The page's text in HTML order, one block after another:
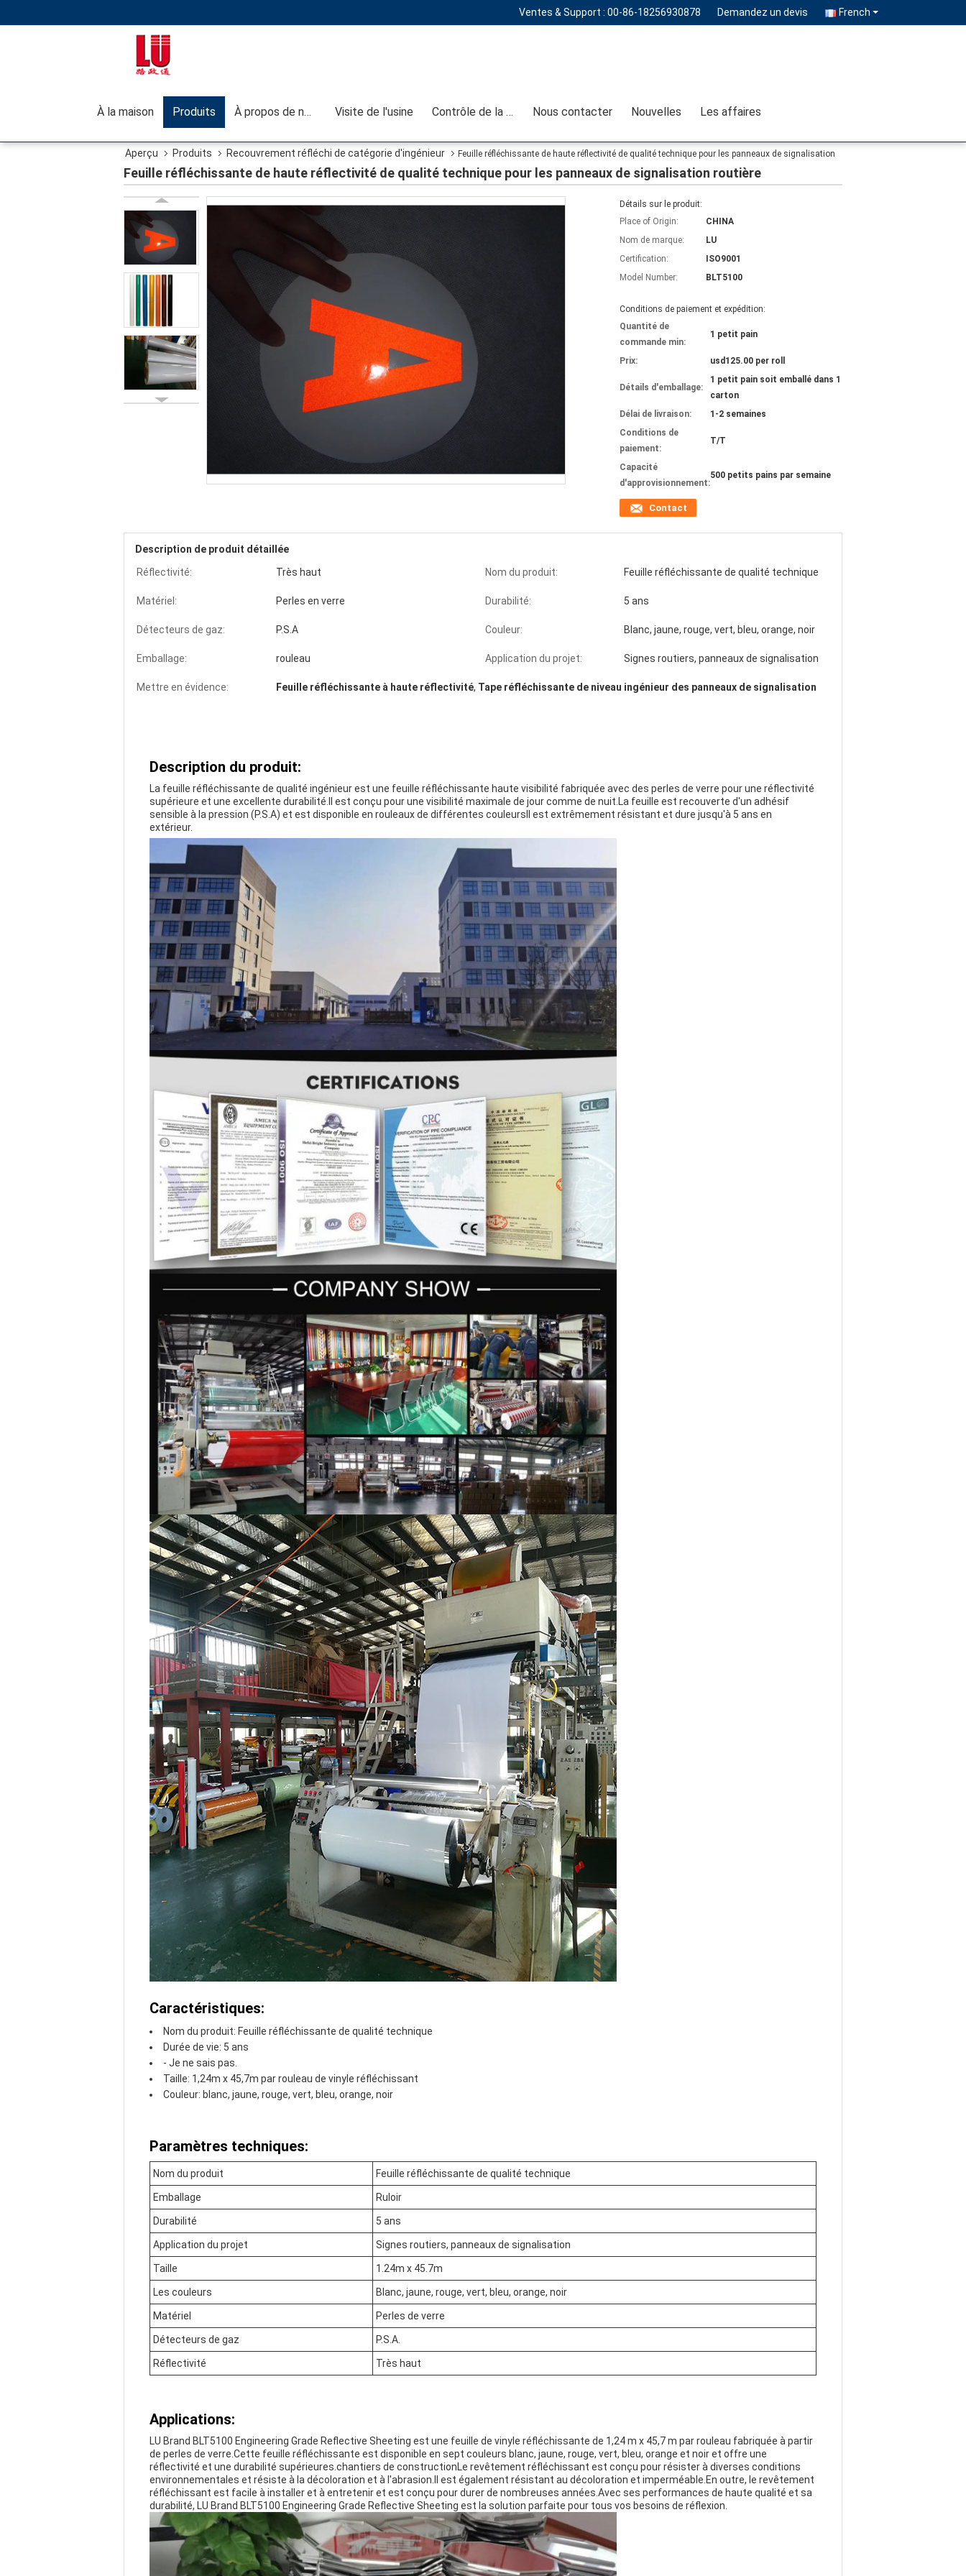
Ventes & Support : 00-86-18256930878 Demandez un devis French
À la maison Produits À propos de nous Visite de l'usine Contrôle de la qualité Nous contacter Nouvelles Les affaires
Aperçu Produits Recouvrement réfléchi de catégorie d'ingénieur
Feuille réfléchissante de haute réflectivité de qualité technique pour les panneaux de signalisation
routière
Feuille réfléchissante de haute réflectivité de qualité technique pour les panneaux de signalisation routière
Détails sur le produit:
Place of Origin:
CHINA
Nom de marque:
LU
Certification:
ISO9001
Model Number:
BLT5100
Conditions de paiement et expédition:
Quantité de
commande min:
1 petit pain
Prix: usd125.00 per roll
Détails d'emballage:
1 petit pain soit emballé dans 1
carton
Délai de livraison:
1-2 semaines
Conditions de
paiement:
T/T
Capacité
d'approvisionnement:
500 petits pains par semaine
Contact
Description de produit détaillée
Réflectivité:
Très haut Nom du produit: Feuille réfléchissante de qualité technique
Matériel: Perles en verre Durabilité: 5 ans
Détecteurs de gaz: P.S.A Couleur: Blanc, jaune, rouge, vert, bleu, orange, noir
Emballage: rouleau Application du projet: Signes routiers, panneaux de signalisation
Mettre en évidence: Feuille réfléchissante à haute réflectivité, Tape réfléchissante de niveau ingénieur des panneaux de signalisation
Description du produit:
La feuille réfléchissante de qualité ingénieur est une feuille réfléchissante haute visibilité fabriquée avec des perles de verre pour une réflectivité
supérieure et une excellente durabilité.Il est conçu pour une visibilité maximale de jour comme de nuit.La feuille est recouverte d'un adhésif
sensible à la pression (P.S.A) et est disponible en rouleaux de différentes couleursIl est extrêmement résistant et dure jusqu'à 5 ans en
extérieur.
Caractéristiques:
Nom du produit: Feuille réfléchissante de qualité technique
Durée de vie: 5 ans
- Je ne sais pas.
Taille: 1,24m x 45,7m par rouleau de vinyle réfléchissant
Couleur: blanc, jaune, rouge, vert, bleu, orange, noir
Paramètres techniques:
Nom du produit Feuille réfléchissante de qualité technique
Emballage Ruloir
Durabilité 5 ans
Application du projet Signes routiers, panneaux de signalisation
Taille 1.24m x 45.7m
Les couleurs Blanc, jaune, rouge, vert, bleu, orange, noir
Matériel Perles de verre
Détecteurs de gaz P.S.A.
Réflectivité Très haut
Applications:
LU Brand BLT5100 Engineering Grade Reflective Sheeting est une feuille de vinyle réfléchissante de 1,24 m x 45,7 m par rouleau fabriquée à partir
de perles de verre.Cette feuille réfléchissante est disponible en sept couleurs blanc, jaune, rouge, vert, bleu, orange et noir et offre une
réflectivité et une durabilité supérieures.chantiers de constructionLe revêtement réfléchissant est conçu pour résister à diverses conditions
environnementales et résiste à la décoloration et à l'abrasion.Il est également résistant au décoloration et imperméable.En outre, le revêtement
réfléchissant est facile à installer et à entretenir et est conçu pour durer de nombreuses années.Avec ses performances de haute qualité et sa
durabilité, LU Brand BLT5100 Engineering Grade Reflective Sheeting est la solution parfaite pour tous vos besoins de réflexion.